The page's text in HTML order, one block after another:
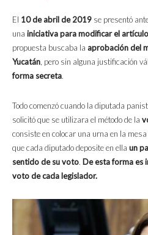
El 10 de abril de 2019 se presentó
una iniciativa para modificar el
propuesta buscaba la aprobación del
Yucatán , pero sin alguna justificación
forma secreta.
Todo comenzó cuando la diputada
solicitó que se utilizara el método de la
consiste en colocar una urna en la
que cada diputado deposite en ella un
sentido de su voto. De esta forma es
voto de cada legislador.